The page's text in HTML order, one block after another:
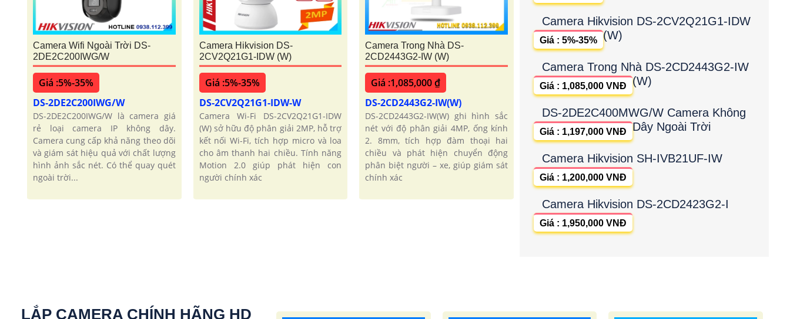
Camera Wifi Ngoài Trời DS-
2DE2C200IWG/W
Giá :5%-35%
DS-2DE2C200IWG/W
DS-2DE2C200IWG/W là camera giá
rẻ loại camera IP không dây.
Camera cung cấp khả năng theo dõi
và giám sát hiệu quả với chất lượng
hình ảnh sắc nét. Có thể quay quét
ngoài trời...
Camera Hikvision DS-
2CV2Q21G1-IDW (W)
Giá :5%-35%
DS-2CV2Q21G1-IDW-W
Camera Wi-Fi DS-2CV2Q21G1-IDW
(W) sở hữu độ phân giải 2MP, hỗ trợ
kết nối Wi-Fi, tích hợp micro và loa
cho âm thanh hai chiều. Tính năng
Motion 2.0 giúp phát hiện con
người chính xác
Camera Trong Nhà DS-
2CD2443G2-IW (W)
Giá :1,085,000 ₫
DS-2CD2443G2-IW(W)
DS-2CD2443G2-IW(W) ghi hình sắc
nét với độ phân giải 4MP, ống kính
2. 8mm, tích hợp đàm thoại hai
chiều và phát hiện chuyển động
phân biệt người – xe, giúp giám sát
chính xác
Camera Hikvision DS-2CV2Q21G1-IDW
(W)
Giá : 5%-35%
Camera Trong Nhà DS-2CD2443G2-IW
(W)
Giá : 1,085,000 VNĐ
DS-2DE2C400MWG/W Camera Không
Dây Ngoài Trời
Giá : 1,197,000 VNĐ
Camera Hikvision SH-IVB21UF-IW
Giá : 1,200,000 VNĐ
Camera Hikvision DS-2CD2423G2-I
Giá : 1,950,000 VNĐ
LẮP CAMERA CHÍNH HÃNG HD